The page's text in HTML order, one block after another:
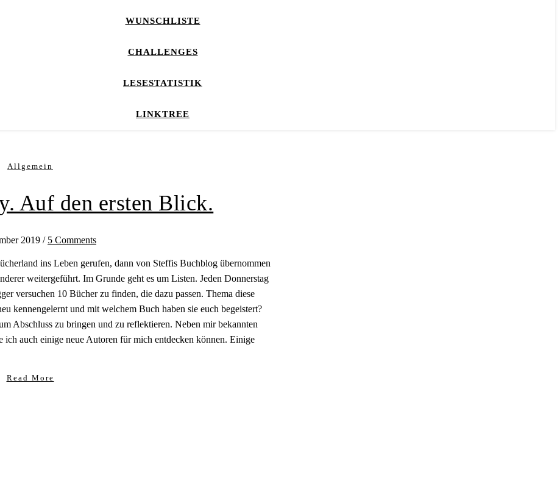
WUNSCHLISTE
CHALLENGES
LESESTATISTIK
LINKTREE
Allgemein
Auf den ersten Blick.
2019 / 5 Comments
ins Leben gerufen, dann von Steffis Buchblog übernommen
weitergeführt. Im Grunde geht es um Listen. Jeden Donnerstag
versuchen 10 Bücher zu finden, die dazu passen. Thema diese
kennengelernt und mit welchem Buch haben sie euch begeistert?
Abschluss zu bringen und zu reflektieren. Neben mir bekannten
ich auch einige neue Autoren für mich entdecken können. Einige
Read More